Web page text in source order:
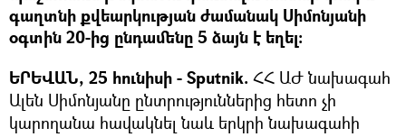
գաղտնի քվեարկության ժամանակ Սիմոնյանի
օգտին 20-ից ընդամենը 5 ձայն է եղել:
ԵՐԵՎԱՆ, 25 հունիսի - Sputnik. ՀՀ ԱԺ նախագահ
Ալեն Սիմոնյանը ընտրություններից հետո չի
կարողանա հավակնել նաև երկրի նախագահի